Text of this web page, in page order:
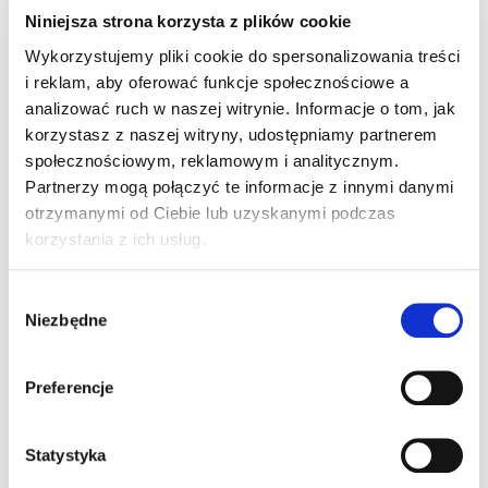
Niniejsza strona korzysta z plików cookie
Wykorzystujemy pliki cookie do spersonalizowania treści
i reklam, aby oferować funkcje społecznościowe a
analizować ruch w naszej witrynie. Informacje o tom, jak
korzystasz z naszej witryny, udostępniamy partnerem
społecznościowym, reklamowym i analitycznym.
Partnerzy mogą połączyć te informacje z innymi danymi
otrzymanymi od Ciebie lub uzyskanymi podczas
korzystania z ich usług.
zgody
Niezbędne
Preferencje
Statystyka
W firmie
misja była jasna - tworzyć i
produkować najlepszą na świecie żywność dla
naszych najmłodszych.
Żywność dla dzieci jest produkowana ze ściśle
kontrolowanych100% BIO składników i są
tworzone we współpracy z uznanymi pediatrami.
Nie zawiera żadnych konserwantów
ani dodatku
2
Mogą się mini cieszyć już dzieci od
ukończenia 4. miesiąca
3
, ale są również idealną
przekąską dla starszych dzieci.
Składniki na wyciągnięcie ręki
dostawców
w promieniu 100 km od zakładu
zmniejsza ślad węglowy.